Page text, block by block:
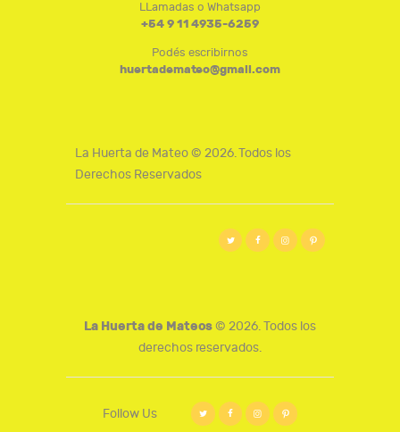
LLamadas o Whatsapp
+54 9 11 4935-6259
Podés escribirnos
huertademateo@gmail.com
La Huerta de Mateo © 2026. Todos los
Derechos Reservados
La Huerta de Mateos© 2026. Todos los
derechos reservados.
Follow Us